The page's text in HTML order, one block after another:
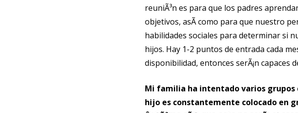
reuniÃ³n es para que los padres
objetivos, asÃ­ como para que nuestro
habilidades sociales para determinar si
hijos. Hay 1-2 puntos de entrada cada
disponibilidad, entonces serÃ¡n capaces
Mi familia ha intentado varios grupos
hijo es constantemente colocado en